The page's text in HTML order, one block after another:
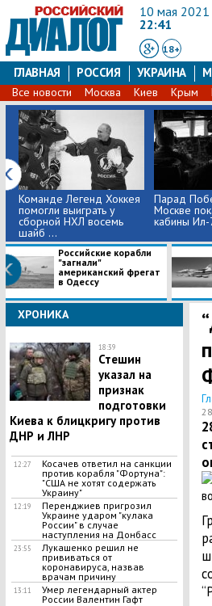
10 мая 2021
22:41
18+
ГЛАВНАЯ РОССИЯ УКРАИНА
Все новости Москва Киев Крым
Команде Легенд Хоккея
помогли выиграть у
сборной НХЛ восемь
шайб ...
Парад
Москве
кабины Ил-
Российские корабли
"загнали"
американский фрегат
в Одессу
ХРОНИКА
18:39
Стешин
указал на
признак
подготовки
Киева к блицкригу против
ДНР и ЛНР
12:27
​Косачев ответил на санкции
против корабля "Фортуна":
"США не хотят содержать
Украину"
12:19
Перенджиев пригрозил
Украине ударом "кулака
России" в случае
наступления на Донбасс
23:55
Лукашенко решил не
прививаться от
коронавируса, назвав
врачам причину
13:11
Умер легендарный актер
России Валентин Гафт